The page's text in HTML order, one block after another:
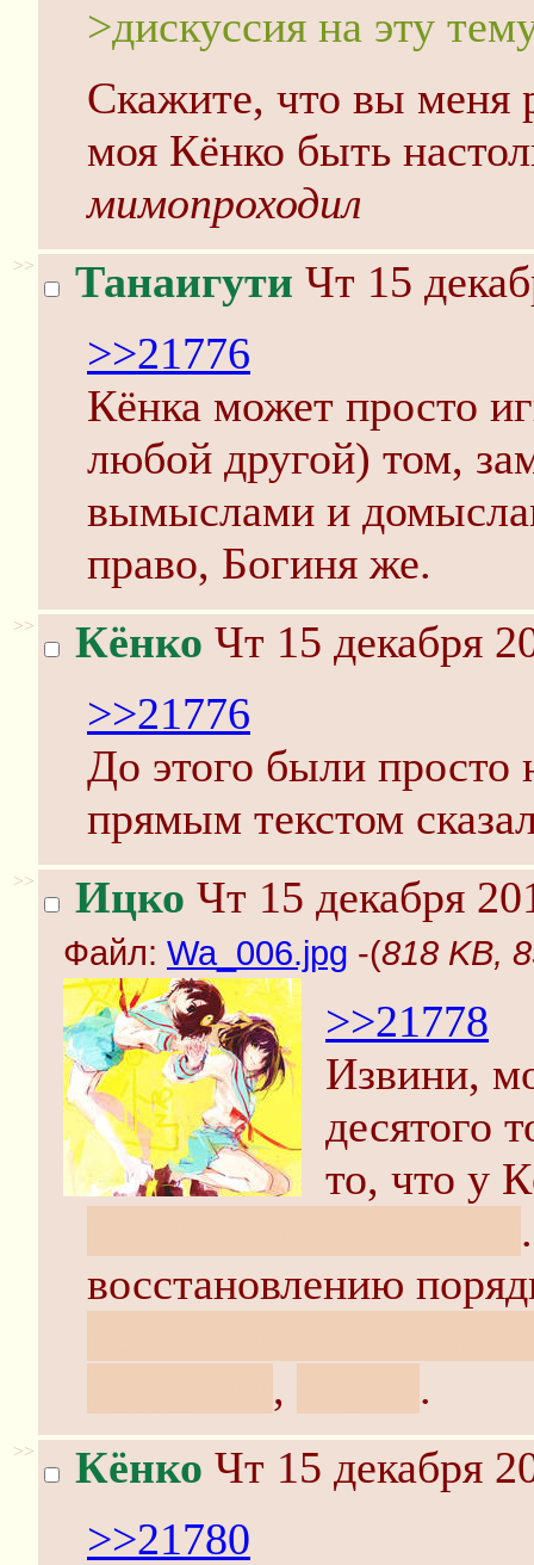
>дискуссия на эту
Скажите, что вы меня
моя Кёнко быть
мимопроходил
>> Танаигути Чт 15
>>21776
Кёнка может просто
любой другой) том,
вымыслами и
право, Богиня же.
>> Кёнко Чт 15 декабря
>>21776
До этого были просто
прямым текстом
>> Ицко Чт 15 декабря
Файл: Wa_006.jpg -(818 KB,
>>21778
Извини,
десятого
то, что у
восстановлению
, .
>> Кёнко Чт 15 декабря
>>21780